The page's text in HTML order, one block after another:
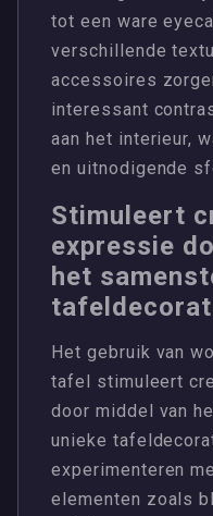
tot een ware
verschillende
accessoires
interessant
aan het interieur,
en uitnodigende
Stimuleert
expressie
het
Het gebruik van
tafel stimuleert
door middel van
unieke
experimenteren
elementen zoals